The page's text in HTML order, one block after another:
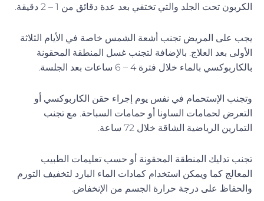
الكربون تحت الجلد والتي تختفي بعد عدة دقائق من 1 – 2 دقيقة.
يجب على المريض تجنب أشعة الشمس خاصة في الأيام الثلاثة
الأولى بعد العلاج. بالإضافة لتجنب غسل المنطقة المحقونة
بالكاربوكسي بالماء خلال فترة 4 – 6 ساعات بعد الجلسة.
وتجنب الإستحمام في نفس يوم إجراء حقن الكاربوكسي أو
التعرض لحمامات الساونا أو حمامات السباحة. مع تجنب
التمارين الرياضية الشاقة خلال 72 ساعة.
تجنب تدليك المنطقة المحقونة أو حسب تعليمات الطبيب
المعالج كما ويمكن استخدام كمادات الماء البارد لتخفيف التورم
والحفاظ على درجة حرارة الجسم من الإنخفاض.